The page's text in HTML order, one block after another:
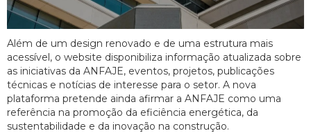
Além de um design renovado e de uma estrutura mais
acessível, o website disponibiliza informação atualizada sobre
as iniciativas da ANFAJE, eventos, projetos, publicações
técnicas e notícias de interesse para o setor. A nova
plataforma pretende ainda afirmar a ANFAJE como uma
referência na promoção da eficiência energética, da
sustentabilidade e da inovação na construção.